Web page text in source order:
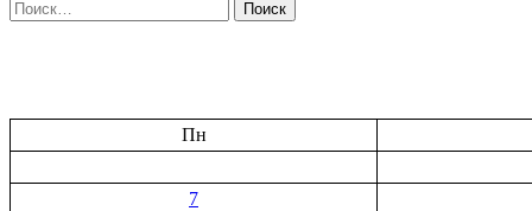
Найти:
Пн
7